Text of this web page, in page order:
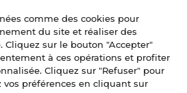
comme des cookies pour
du site et réaliser des
Cliquez sur le bouton "Accepter"
à ces opérations et profiter
Cliquez sur "Refuser" pour
vos préférences en cliquant sur
ou
supprimer